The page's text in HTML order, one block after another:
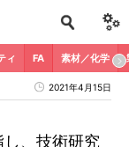
ィ FA 素材／化学
2021年4月15日
、技術研究